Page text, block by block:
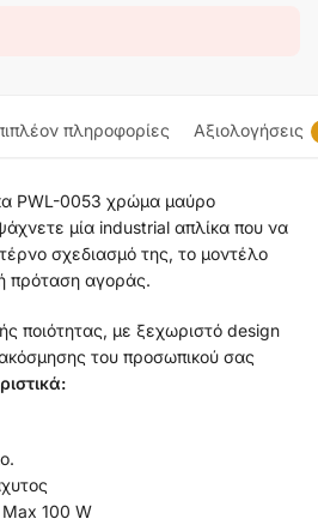
πληροφορίες Αξιολογήσεις
PWL-0053 χρώμα μαύρο
μία industrial απλίκα που να
σχεδιασμό της, το μοντέλο
πρόταση αγοράς.
ποιότητας, με ξεχωριστό design
του προσωπικού σας
100 W